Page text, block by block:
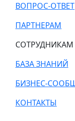
ВОПРОС-ОТВЕТ
ПАРТНЕРАМ
СОТРУДНИКАМ
БАЗА ЗНАНИЙ
БИЗНЕС-
КОНТАКТЫ